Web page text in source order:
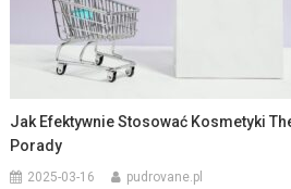
Jak Efektywnie Stosować Kosmetyki
Porady
2025-03-16 pudrovane.pl